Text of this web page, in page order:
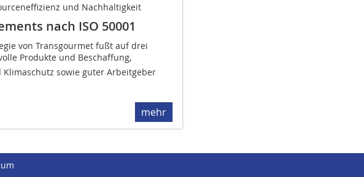
und Nachhaltigkeit
nach ISO 50001
von Transgourmet fußt auf drei
Produkte und Beschaffung,
sowie guter Arbeitgeber
mehr